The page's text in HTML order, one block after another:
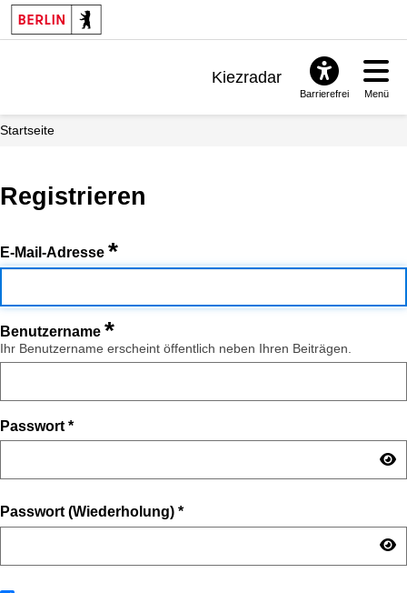
Kiezradar
Barrierefrei Menü
Startseite
Registrieren
E-Mail-Adresse *
Benutzername *
Ihr Benutzername erscheint öffentlich neben Ihren Beiträgen.
Passwort *
Passwort (Wiederholung) *